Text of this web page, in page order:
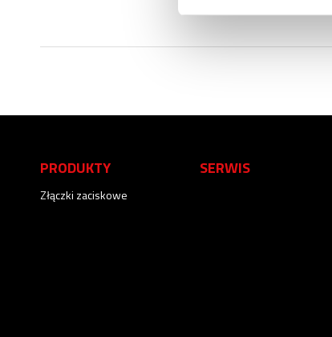
PRODUKTY
Złączki zaciskowe
SERWIS